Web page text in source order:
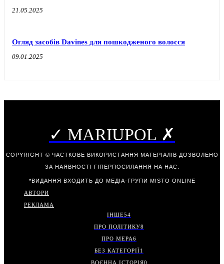
21.05.2025
Огляд засобів Davines для пошкодженого волосся
09.01.2025
✓ MARIUPOL ✗
COPYRIGHT © ЧАСТКОВЕ ВИКОРИСТАННЯ МАТЕРІАЛІВ ДОЗВОЛЕНО
ЗА НАЯВНОСТІ ГІПЕРПОСИЛАННЯ НА НАС.
*ВИДАННЯ ВХОДИТЬ ДО МЕДІА-ГРУПИ MISTO ONLINE
АВТОРИ
РЕКЛАМА
ІНШЕ54
ПРО ПОЛІТИКУ8
ПРО МЕРА6
БЕЗ КАТЕГОРІЇ1
ВОЄННА ІСТОРІЯ0